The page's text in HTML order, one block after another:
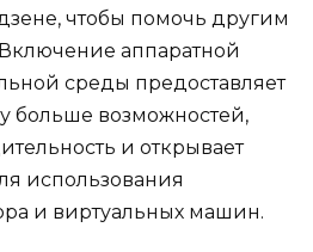
чтобы помочь другим
аппаратной
среды предоставляет
больше возможностей,
и открывает
использования
и виртуальных машин.